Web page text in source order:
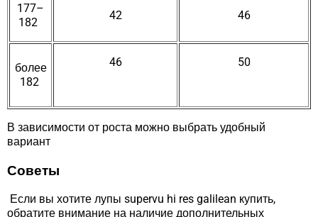
177–
182
42 46
более
182
46 50
В зависимости от роста можно выбрать удобный
вариант
Советы
Если вы хотите лупы supervu hi res galilean купить,
обратите внимание на наличие дополнительных